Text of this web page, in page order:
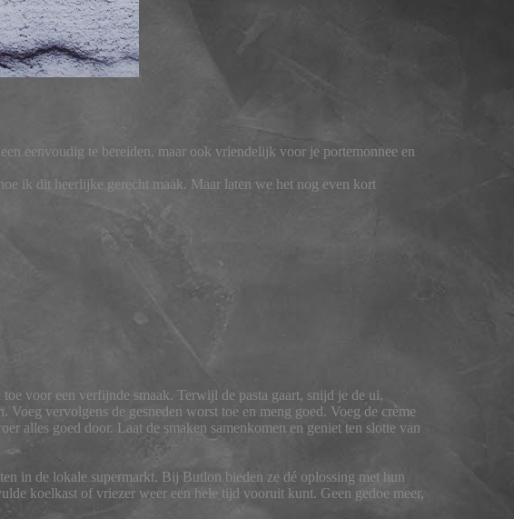
eenvoudig te bereiden, maar ook vriendelijk voor je portemonnee en
ik dit heerlijke gerecht maak. Maar laten we het nog even kort
voor een verfijnde smaak. Terwijl de pasta gaart, snijd je de ui,
vervolgens de gesneden worst toe en meng goed. Voeg de crème
alles goed door. Laat de smaken samenkomen en geniet ten slotte van
in de lokale supermarkt. Bij Butlon bieden ze dé oplossing met hun
koelkast of vriezer weer een hele tijd vooruit kunt. Geen gedoe meer,